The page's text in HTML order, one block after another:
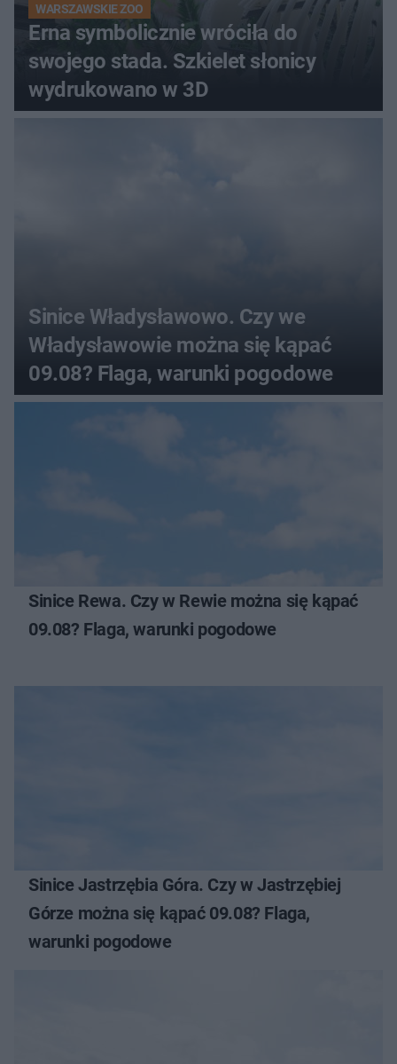
WARSZAWSKIE ZOO
Erna symbolicznie wróciła do
swojego stada. Szkielet słonicy
wydrukowano w 3D
Sinice Władysławowo. Czy we
Władysławowie można się kąpać
09.08? Flaga, warunki pogodowe
Sinice Rewa. Czy w Rewie można się kąpać
09.08? Flaga, warunki pogodowe
Sinice Jastrzębia Góra. Czy w Jastrzębiej
Górze można się kąpać 09.08? Flaga,
warunki pogodowe